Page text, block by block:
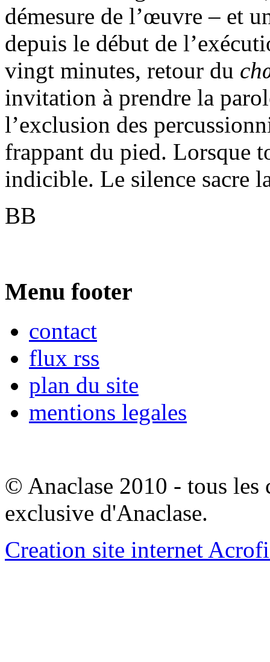
démesure de l’œuvre – et
depuis le début de
vingt minutes, retour du
invitation à prendre la
l’exclusion des
frappant du pied. Lorsque
indicible. Le silence sacre
BB
Menu footer
contact
flux rss
plan du site
mentions legales
© Anaclase 2010 - tous les
exclusive d'Anaclase.
Creation site internet